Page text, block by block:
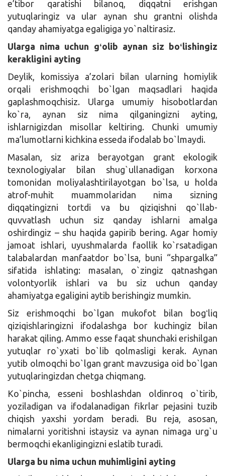
e’tibor qaratishi bilanoq, diqqatni erishgan
yutuqlaringiz va ular aynan shu grantni olishda
qanday ahamiyatga egaligiga yo`naltirasiz.
Ularga nima uchun gʻolib aynan siz boʻlishingiz
kerakligini ayting
Deylik, komissiya a’zolari bilan ularning homiylik
orqali erishmoqchi bo`lgan maqsadlari haqida
gaplashmoqchisiz. Ularga umumiy hisobotlardan
ko`ra, aynan siz nima qilganingizni ayting,
ishlarnigizdan misollar keltiring. Chunki umumiy
ma’lumotlarni kichkina esseda ifodalab bo`lmaydi.
Masalan, siz ariza berayotgan grant ekologik
texnologiyalar bilan shug`ullanadigan korxona
tomonidan moliyalashtirilayotgan bo`lsa, u holda
atrof-muhit muammolaridan nima sizning
diqqatingizni tortdi va bu qiziqishni qo`llab-
quvvatlash uchun siz qanday ishlarni amalga
oshirdingiz – shu haqida gapirib bering. Agar homiy
jamoat ishlari, uyushmalarda faollik ko`rsatadigan
talabalardan manfaatdor bo`lsa, buni “shpargalka”
sifatida ishlating: masalan, o`zingiz qatnashgan
volontyorlik ishlari va bu siz uchun qanday
ahamiyatga egaligini aytib berishingiz mumkin.
Siz erishmoqchi bo`lgan mukofot bilan bogʻliq
qiziqishlaringizni ifodalashga bor kuchingiz bilan
harakat qiling. Ammo esse faqat shunchaki erishilgan
yutuqlar ro`yxati bo`lib qolmasligi kerak. Aynan
yutib olmoqchi bo`lgan grant mavzusiga oid bo`lgan
yutuqlaringizdan chetga chiqmang.
Ko`pincha, esseni boshlashdan oldinroq o`tirib,
yoziladigan va ifodalanadigan fikrlar pejasini tuzib
chiqish yaxshi yordam beradi. Bu reja, asosan,
nimalarni yoritishni istaysiz va aynan nimaga urg`u
bermoqchi ekanligingizni eslatib turadi.
Ularga bu nima uchun muhimligini ayting